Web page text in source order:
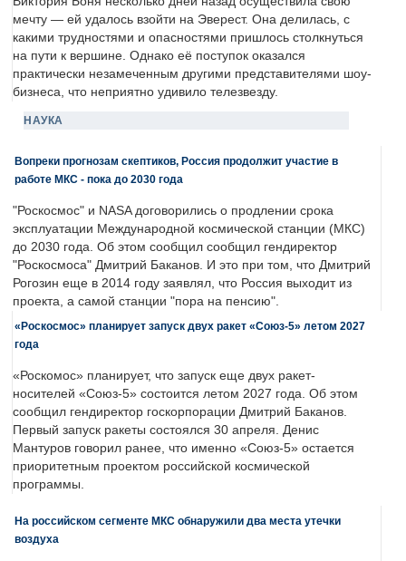
мечту — ей удалось взойти на Эверест. Она делилась, с
какими трудностями и опасностями пришлось столкнуться
на пути к вершине. Однако её поступок оказался
практически незамеченным другими представителями шоу-
бизнеса, что неприятно удивило телезвезду.
НАУКА
Вопреки прогнозам скептиков, Россия продолжит участие в
работе МКС - пока до 2030 года
"Роскосмос" и NASA договорились о продлении срока
эксплуатации Международной космической станции (МКС)
до 2030 года. Об этом сообщил сообщил гендиректор
"Роскосмоса" Дмитрий Баканов. И это при том, что Дмитрий
Рогозин еще в 2014 году заявлял, что Россия выходит из
проекта, а самой станции "пора на пенсию".
«Роскосмос» планирует запуск двух ракет «Союз-5» летом 2027
года
«Роскомос» планирует, что запуск еще двух ракет-
носителей «Союз-5» состоится летом 2027 года. Об этом
сообщил гендиректор госкорпорации Дмитрий Баканов.
Первый запуск ракеты состоялся 30 апреля. Денис
Мантуров говорил ранее, что именно «Союз-5» остается
приоритетным проектом российской космической
программы.
На российском сегменте МКС обнаружили два места утечки
воздуха